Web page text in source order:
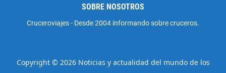
SOBRE NOSOTROS
Cruceroviajes - Desde 2004 informando sobre cruceros.
Copyright © 2026 Noticias y actualidad del mundo de los